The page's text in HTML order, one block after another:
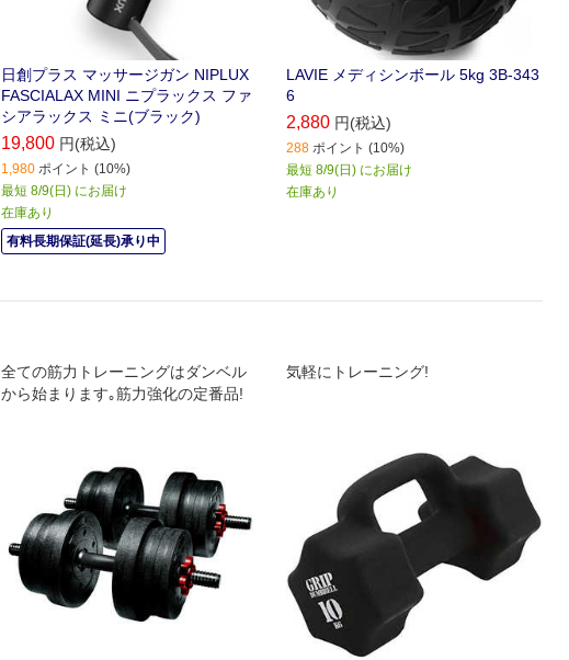
日創プラス マッサージガン NIPLUX
FASCIALAX MINI ニプラックス ファ
シアラックス ミニ(ブラック)
19,800 円(税込)
1,980 ポイント (10%)
最短 8/9(日) にお届け
在庫あり
有料長期保証(延長)承り中
LAVIE メディシンボール 5kg 3B-343
6
2,880 円(税込)
288 ポイント (10%)
最短 8/9(日) にお届け
在庫あり
全ての筋力トレーニングはダンベル
から始まります｡筋力強化の定番品!
気軽にトレーニング!